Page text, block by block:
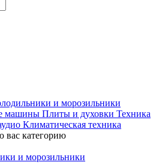
и морозильники
машины Плиты и духовки Техника
Климатическая техника
вас категорию
и морозильники